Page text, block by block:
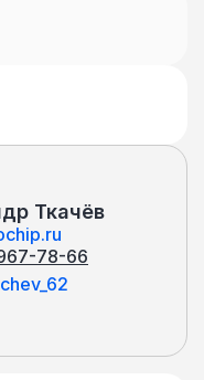
Ткачёв
78-66